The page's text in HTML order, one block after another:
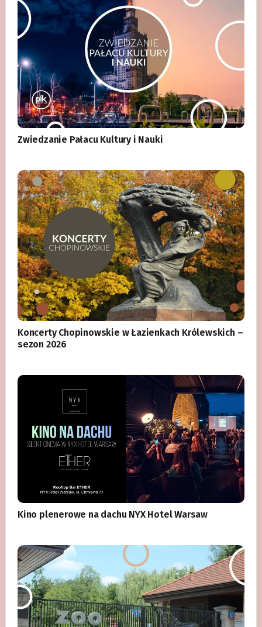
Zwiedzanie Pałacu Kultury i Nauki
Koncerty Chopinowskie w Łazienkach Królewskich –
sezon 2026
Kino plenerowe na dachu NYX Hotel Warsaw